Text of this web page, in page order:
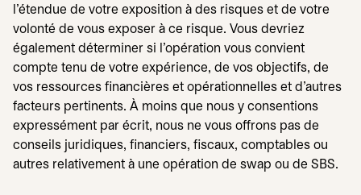
l'étendue de votre exposition à des risques et de votre
volonté de vous exposer à ce risque. Vous devriez
également déterminer si l'opération vous convient
compte tenu de votre expérience, de vos objectifs, de
vos ressources financières et opérationnelles et d'autres
facteurs pertinents. À moins que nous y consentions
expressément par écrit, nous ne vous offrons pas de
conseils juridiques, financiers, fiscaux, comptables ou
autres relativement à une opération de swap ou de SBS.